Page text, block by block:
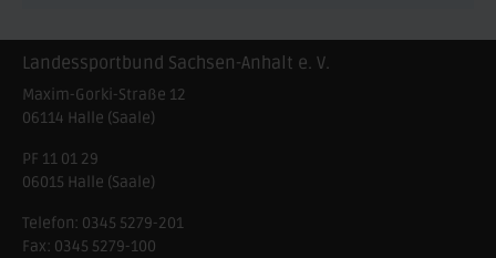
Landessportbund Sachsen-Anhalt e. V.
Maxim-Gorki-Straße 12
06114 Halle (Saale)
PF 11 01 29
06015 Halle (Saale)
Telefon: 0345 5279-201
Fax: 0345 5279-100